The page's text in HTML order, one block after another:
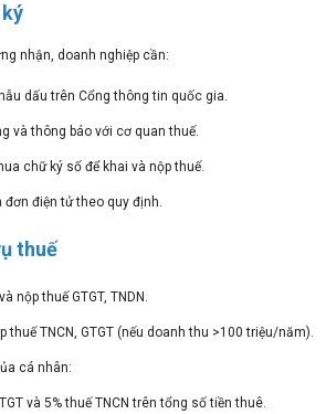
nhận, doanh nghiệp cần:
dấu trên Cổng thông tin quốc gia.
và thông báo với cơ quan thuế.
chữ ký số để khai và nộp thuế.
điện tử theo quy định.
thuế
nộp thuế GTGT, TNDN.
thuế TNCN, GTGT (nếu doanh thu >100 triệu/năm).
cá nhân:
và 5% thuế TNCN trên tổng số tiền thuê.